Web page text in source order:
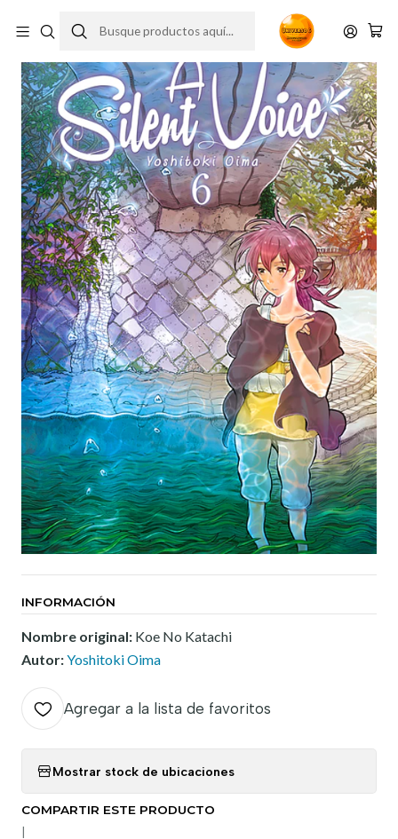
INFORMACIÓN
Nombre original: Koe No Katachi
Autor:Yoshitoki Oima
Agregar a la lista de favoritos
Mostrar stock de ubicaciones
COMPARTIR ESTE PRODUCTO